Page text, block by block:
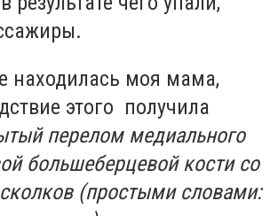
находилась моя мама,
этого получила
перелом медиального
большеберцевой кости со
(простыми словами: